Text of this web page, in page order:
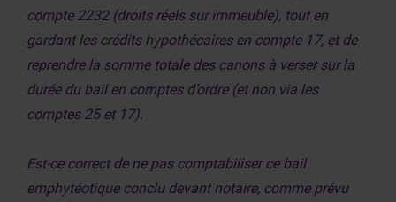
compte 2232 (droits réels sur immeuble), tout en
gardant les crédits hypothécaires en compte 17, et de
reprendre la somme totale des canons à verser sur la
durée du bail en comptes d’ordre (et non via les
comptes 25 et 17).
Est-ce correct de ne pas comptabiliser ce bail
emphytéotique conclu devant notaire, comme prévu